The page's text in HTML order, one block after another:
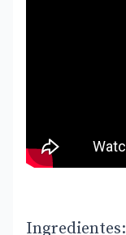
Ingredientes: